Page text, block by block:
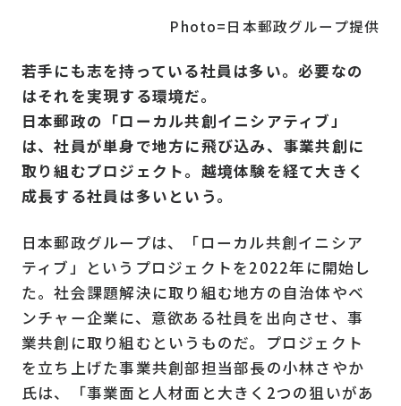
Photo=日本郵政グループ提供
若手にも志を持っている社員は多い。必要なの
はそれを実現する環境だ。
日本郵政の「ローカル共創イニシアティブ」
は、社員が単身で地方に飛び込み、事業共創に
取り組むプロジェクト。越境体験を経て大きく
成長する社員は多いという。
日本郵政グループは、「ローカル共創イニシア
ティブ」というプロジェクトを2022年に開始し
た。社会課題解決に取り組む地方の自治体やベ
ンチャー企業に、意欲ある社員を出向させ、事
業共創に取り組むというものだ。プロジェクト
を立ち上げた事業共創部担当部長の小林さやか
氏は、「事業面と人材面と大きく2つの狙いがあ